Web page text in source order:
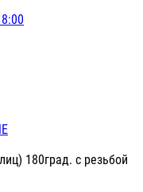
180град. с резьбой